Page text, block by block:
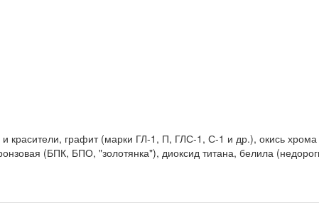
красители, графит (марки ГЛ-1, П, ГЛС-1, С-1 и др.), окись
(БПК, БПО, "золотянка"), диоксид титана, белила